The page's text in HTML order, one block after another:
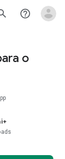
help_outline
o